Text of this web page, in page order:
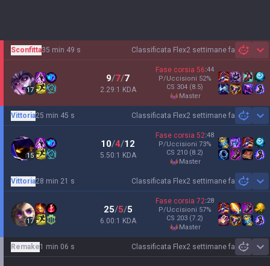
Classificata Flex2 settimane fa
Sconfitta35 min 49 s
17
9/7/7
2.29:1 KDA
Fase corsia 56:44
P/Uccisioni 52%
CS 304 (8.5)
master
Classificata Flex2 settimane fa
Vittoria25 min 45 s
15
10/4/12
5.50:1 KDA
Fase corsia 52:48
P/Uccisioni 73%
CS 210 (8.2)
master
Classificata Flex2 settimane fa
Vittoria28 min 21 s
17
25/5/5
6.00:1 KDA
Fase corsia 72:28
P/Uccisioni 57%
CS 203 (7.2)
master
Classificata Flex2 settimane fa
Remake1 min 06 s